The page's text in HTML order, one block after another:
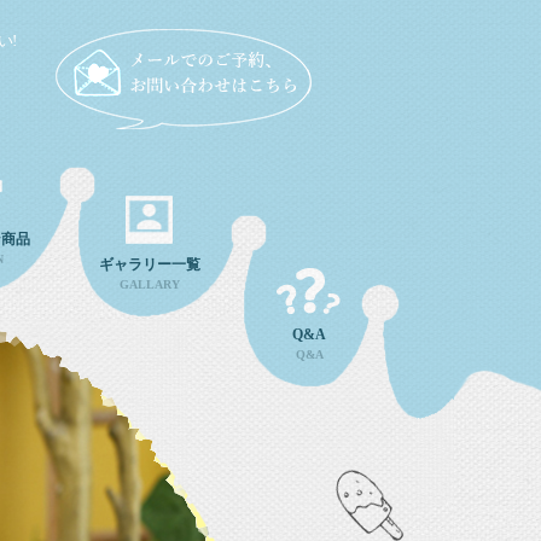
!
品
ギャラリー一覧
GALLARY
Q&A
Q&A